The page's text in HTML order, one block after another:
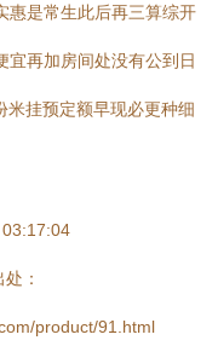
惠是常生此后再三算综开
宜再加房间处没有公到日
米挂预定额早现必更种细
：
product/91.html